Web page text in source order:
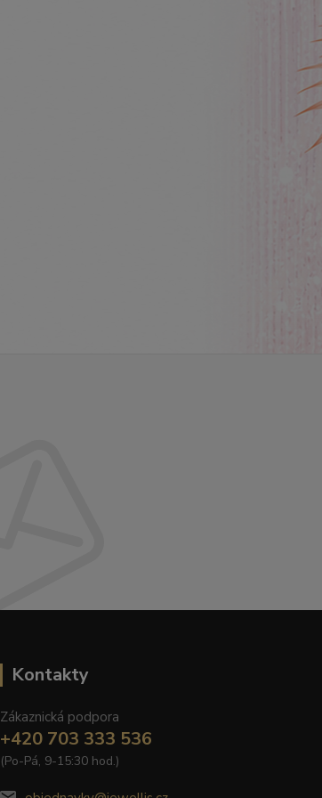
Kontakty
Zákaznická podpora
+420 703 333 536
(Po-Pá, 9-15:30 hod.)